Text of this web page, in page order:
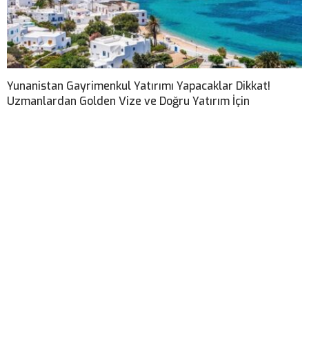
Yunanistan Gayrimenkul Yatırımı Yapacaklar Dikkat!
Uzmanlardan Golden Vize ve Doğru Yatırım İçin